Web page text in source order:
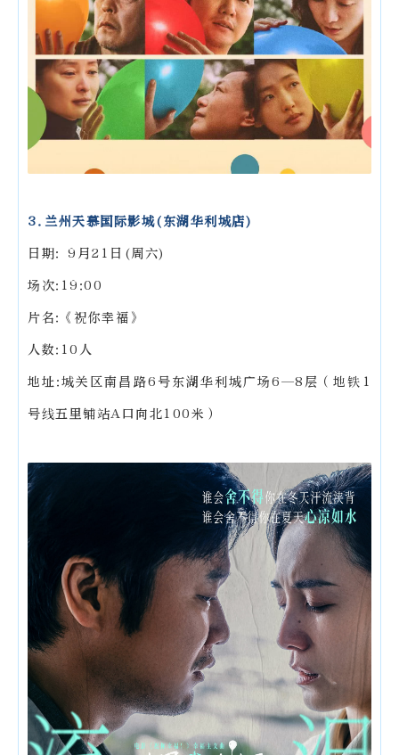
3.兰州天慕国际影城(东湖华利城店)
日期: 9月21日(周六)
场次:19:00
片名:《祝你幸福》
人数:10人
地址:城关区南昌路6号东湖华利城广场6—8层（地铁1
号线五里铺站A口向北100米）